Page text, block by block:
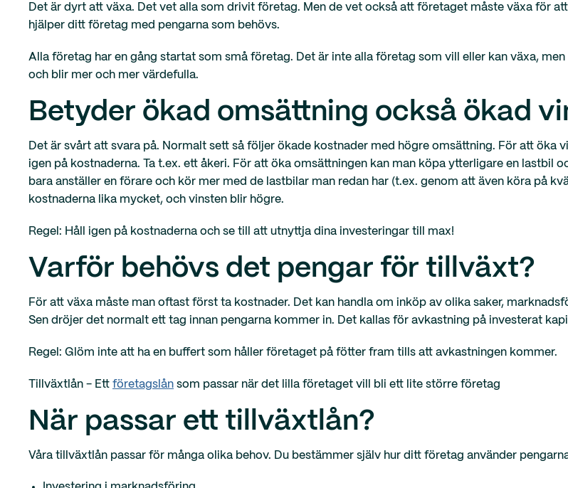
Det är dyrt att växa. Det vet alla som drivit företag. Men de vet också att företaget måste växa för
hjälper ditt företag med pengarna som behövs.
Alla företag har en gång startat som små företag. Det är inte alla företag som vill eller kan växa,
och blir mer och mer värdefulla.
Betyder ökad omsättning också ökad
Det är svårt att svara på. Normalt sett så följer ökade kostnader med högre omsättning. För att öka
igen på kostnaderna. Ta t.ex. ett åkeri. För att öka omsättningen kan man köpa ytterligare en lastbil
bara anställer en förare och kör mer med de lastbilar man redan har (t.ex. genom att även köra på
kostnaderna lika mycket, och vinsten blir högre.
Regel: Håll igen på kostnaderna och se till att utnyttja dina investeringar till max!
Varför behövs det pengar för tillväxt?
För att växa måste man oftast först ta kostnader. Det kan handla om inköp av olika saker,
Sen dröjer det normalt ett tag innan pengarna kommer in. Det kallas för avkastning på investerat
Regel: Glöm inte att ha en buffert som håller företaget på fötter fram tills att avkastningen kommer.
Tillväxtlån - Ett företagslån som passar när det lilla företaget vill bli ett lite större företag
När passar ett tillväxtlån?
Våra tillväxtlån passar för många olika behov. Du bestämmer själv hur ditt företag använder